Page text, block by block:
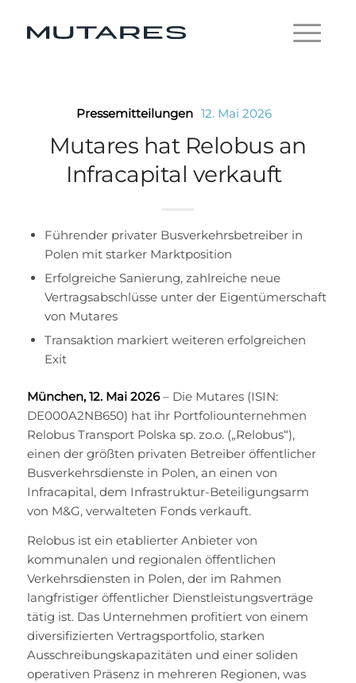
Pressemitteilungen 12. Mai 2026
Mutares hat Relobus an
Infracapital verkauft
Führender privater Busverkehrsbetreiber in
Polen mit starker Marktposition
Erfolgreiche Sanierung, zahlreiche neue
Vertragsabschlüsse unter der Eigentümerschaft
von Mutares
Transaktion markiert weiteren erfolgreichen
Exit
München, 12. Mai 2026– Die Mutares (ISIN:
DE000A2NB650) hat ihr Portfoliounternehmen
Relobus Transport Polska sp. zo.o. („Relobus“),
einen der größten privaten Betreiber öffentlicher
Busverkehrsdienste in Polen, an einen von
Infracapital, dem Infrastruktur-Beteiligungsarm
von M&G, verwalteten Fonds verkauft.
Relobus ist ein etablierter Anbieter von
kommunalen und regionalen öffentlichen
Verkehrsdiensten in Polen, der im Rahmen
langfristiger öffentlicher Dienstleistungsverträge
tätig ist. Das Unternehmen profitiert von einem
diversifizierten Vertragsportfolio, starken
Ausschreibungskapazitäten und einer soliden
operativen Präsenz in mehreren Regionen, was